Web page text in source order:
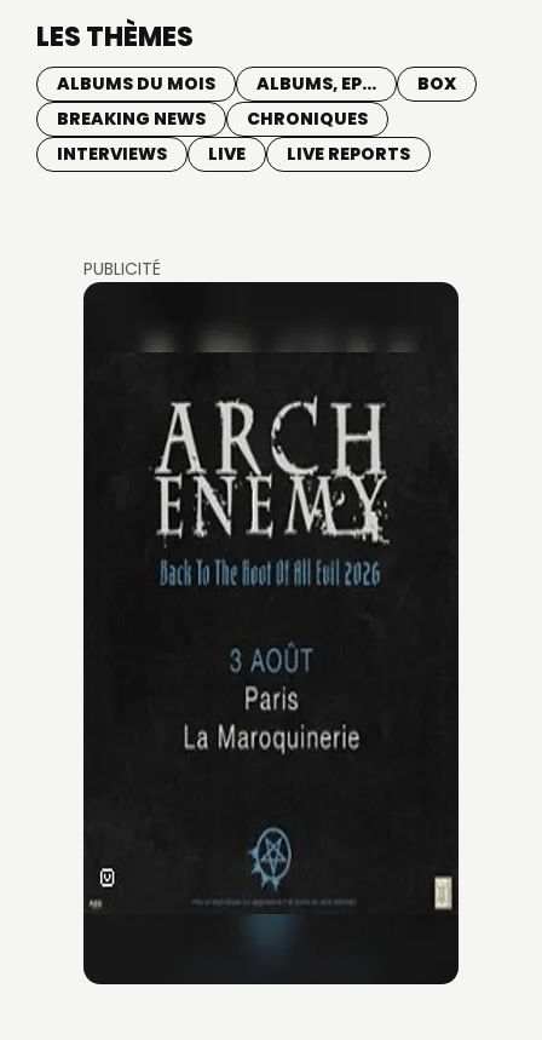
LES THÈMES
ALBUMS DU MOIS ALBUMS, EP...
BOX
BREAKING NEWS
CHRONIQUES
INTERVIEWS
LIVE LIVE REPORTS
PUBLICITÉ